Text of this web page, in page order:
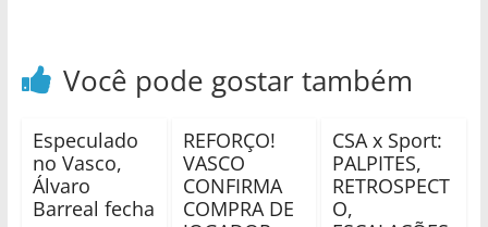
Você pode gostar também
Especulado
no Vasco,
Álvaro
Barreal fecha
REFORÇO!
VASCO
CONFIRMA
COMPRA DE
CSA x Sport:
PALPITES,
RETROSPECT
O,